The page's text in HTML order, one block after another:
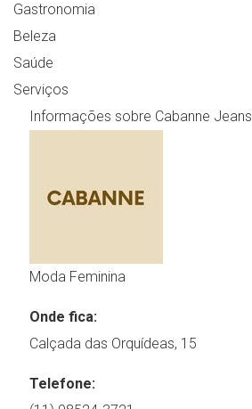
Gastronomia
Beleza
Saúde
Serviços
Informações sobre Cabanne Jeans
Moda Feminina
Onde fica:
Calçada das Orquídeas, 15
Telefone: